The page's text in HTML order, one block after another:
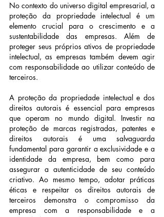
No contexto do universo digital empresarial, a
proteção da propriedade intelectual é um
elemento crucial para o crescimento e a
sustentabilidade das empresas. Além de
proteger seus próprios ativos de propriedade
intelectual, as empresas também devem agir
com responsabilidade ao utilizar conteúdo de
terceiros.
A proteção da propriedade intelectual e dos
direitos autorais é essencial para empresas
que operam no mundo digital. Investir na
proteção de marcas registradas, patentes e
direitos autorais é uma salvaguarda
fundamental para garantir a exclusividade e a
identidade da empresa, bem como para
assegurar a autenticidade de seu conteúdo
criativo. Ao mesmo tempo, adotar práticas
éticas e respeitar os direitos autorais de
terceiros demonstra o compromisso da
empresa com a responsabilidade e a